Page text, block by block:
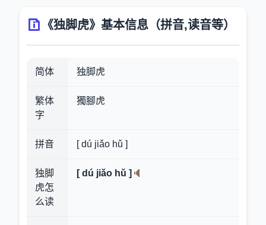
《独脚虎》基本信息（拼音,读音等）
简体 独脚虎
繁体
字
獨腳虎
拼音 [ dú jiǎo hǔ ]
独脚
虎怎
么读
[ dú jiǎo hǔ ]